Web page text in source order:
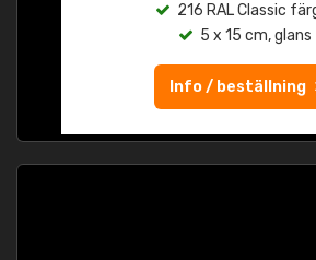
216 RAL Classic
5 x 15 cm, glans
Info / beställning